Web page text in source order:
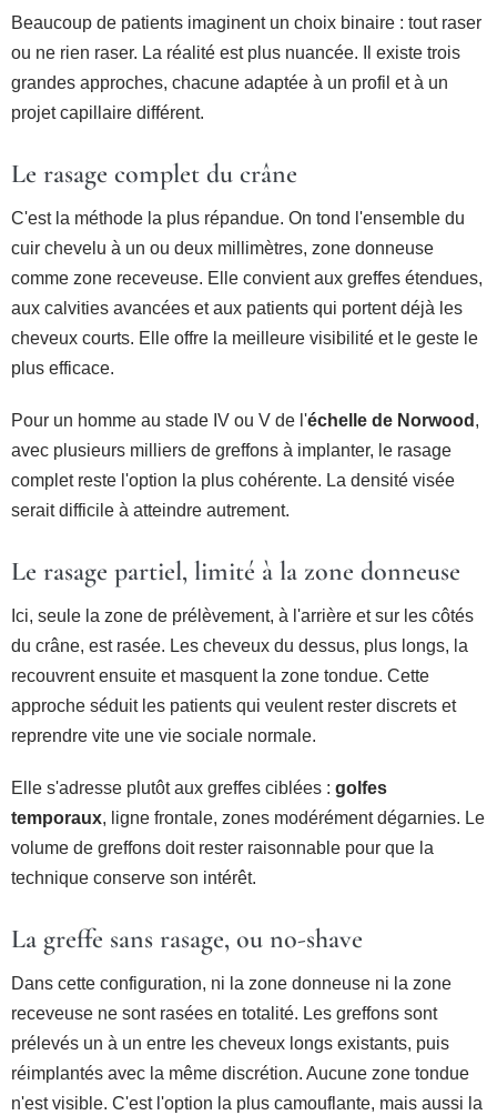
Beaucoup de patients imaginent un choix binaire : tout raser
ou ne rien raser. La réalité est plus nuancée. Il existe trois
grandes approches, chacune adaptée à un profil et à un
projet capillaire différent.
Le rasage complet du crâne
C'est la méthode la plus répandue. On tond l'ensemble du
cuir chevelu à un ou deux millimètres, zone donneuse
comme zone receveuse. Elle convient aux greffes étendues,
aux calvities avancées et aux patients qui portent déjà les
cheveux courts. Elle offre la meilleure visibilité et le geste le
plus efficace.
Pour un homme au stade IV ou V de l'échelle de Norwood ,
avec plusieurs milliers de greffons à implanter, le rasage
complet reste l'option la plus cohérente. La densité visée
serait difficile à atteindre autrement.
Le rasage partiel, limité à la zone donneuse
Ici, seule la zone de prélèvement, à l'arrière et sur les côtés
du crâne, est rasée. Les cheveux du dessus, plus longs, la
recouvrent ensuite et masquent la zone tondue. Cette
approche séduit les patients qui veulent rester discrets et
reprendre vite une vie sociale normale.
Elle s'adresse plutôt aux greffes ciblées : golfes
temporaux, ligne frontale, zones modérément dégarnies. Le
volume de greffons doit rester raisonnable pour que la
technique conserve son intérêt.
La greffe sans rasage, ou no-shave
Dans cette configuration, ni la zone donneuse ni la zone
receveuse ne sont rasées en totalité. Les greffons sont
prélevés un à un entre les cheveux longs existants, puis
réimplantés avec la même discrétion. Aucune zone tondue
n'est visible. C'est l'option la plus camouflante, mais aussi la